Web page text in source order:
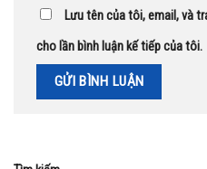
Lưu tên của tôi, email, và
cho lần bình luận kế tiếp của tôi.